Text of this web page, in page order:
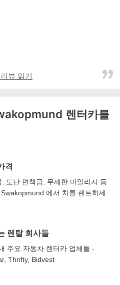
뷰 읽기
렌터카를
격
도난 면책금, 무제한 마일리지 등
에서 차를 렌트하세
렌탈 회사들
주요 자동차 렌터카 업체들 -
Thrifty, Bidvest